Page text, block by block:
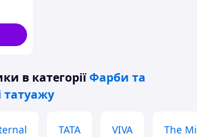
в категоріїФарби та
татуажу
TATA VIVA The